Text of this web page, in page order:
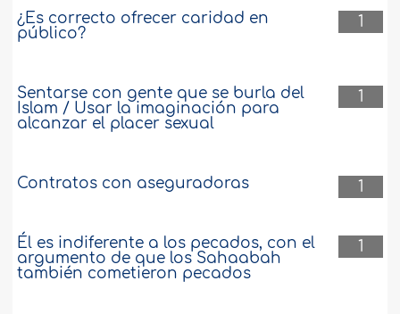
1
¿Es correcto ofrecer caridad en
público?
1
Sentarse con gente que se burla del
Islam / Usar la imaginación para
alcanzar el placer sexual
1
Contratos con aseguradoras
1
Él es indiferente a los pecados, con el
argumento de que los Sahaabah
también cometieron pecados